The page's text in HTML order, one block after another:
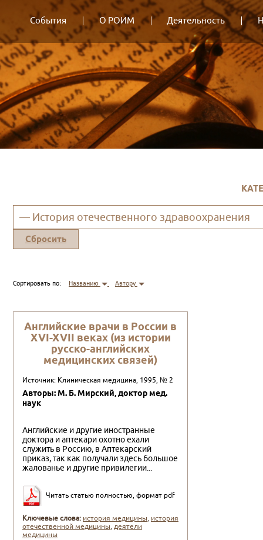
События О РОИМ Деятельность
— История отечественного здравоохранения
Сбросить
Сортировать по: Названию Автору
Английские врачи в России в
XVI-XVII веках (из истории
русско-английских
медицинских связей)
Источник: Клиническая медицина, 1995, № 2
Авторы: М. Б. Мирский, доктор мед.
наук
Английские и другие иностранные
доктора и аптекари охотно ехали
служить в Россию, в Аптекарский
приказ, так как получали здесь большое
жалованье и другие привилегии...
Читать статью полностью, формат pdf
Ключевые слова: история медицины, история
отечественной медицины,деятели
медицины